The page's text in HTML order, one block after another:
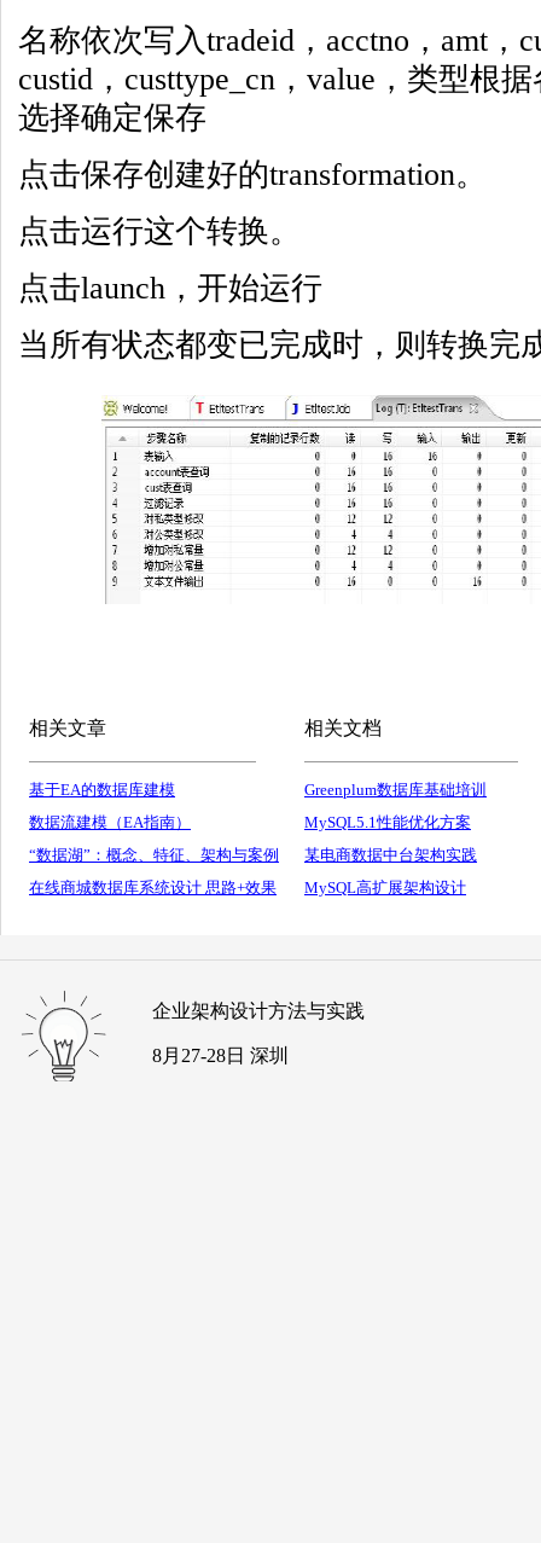
名称依次写入tradeid，acctno，amt，
custid，custtype_cn，value，类型根
选择确定保存
点击保存创建好的transformation。
点击运行这个转换。
点击launch，开始运行
当所有状态都变已完成时，则转换完
相关文章
基于EA的数据库建模
数据流建模（EA指南）
“数据湖”：概念、特征、架构与案例
在线商城数据库系统设计 思路+效果
相关文档
Greenplum数据库基础培训
MySQL5.1性能优化方案
某电商数据中台架构实践
MySQL高扩展架构设计